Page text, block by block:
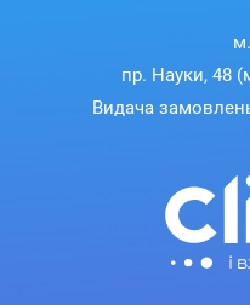
пр. Науки, 48
Видача